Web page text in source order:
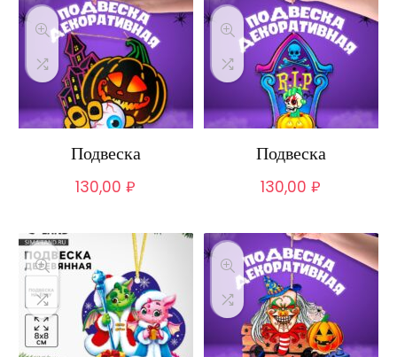
Подвеска
130,00₽
Подвеска
130,00₽